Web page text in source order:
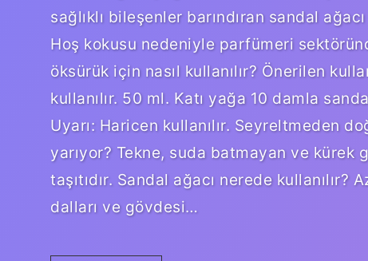
sağlıklı bileşenler barındıran sandal
Hoş kokusu nedeniyle parfümeri
öksürük için nasıl kullanılır? Önerilen
kullanılır. 50 ml. Katı yağa 10 damla
Uyarı: Haricen kullanılır. Seyreltmeden
yarıyor? Tekne, suda batmayan ve
taşıtıdır. Sandal ağacı nerede
dalları ve gövdesi…